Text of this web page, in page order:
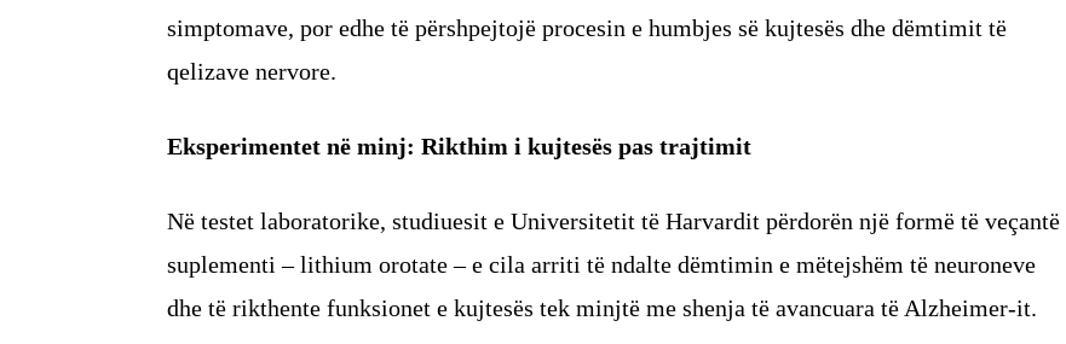
simptomave, por edhe të përshpejtojë procesin e humbjes së kujtesës dhe dëmtimit të
qelizave nervore.
Eksperimentet në minj: Rikthim i kujtesës pas trajtimit
Në testet laboratorike, studiuesit e Universitetit të Harvardit përdorën një formë të veçantë
suplementi – lithium orotate – e cila arriti të ndalte dëmtimin e mëtejshëm të neuroneve
dhe të rikthente funksionet e kujtesës tek minjtë me shenja të avancuara të Alzheimer-it.